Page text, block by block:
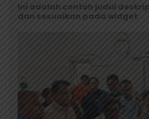
Ini adalah contoh judul
dan sesuaikan pada widget